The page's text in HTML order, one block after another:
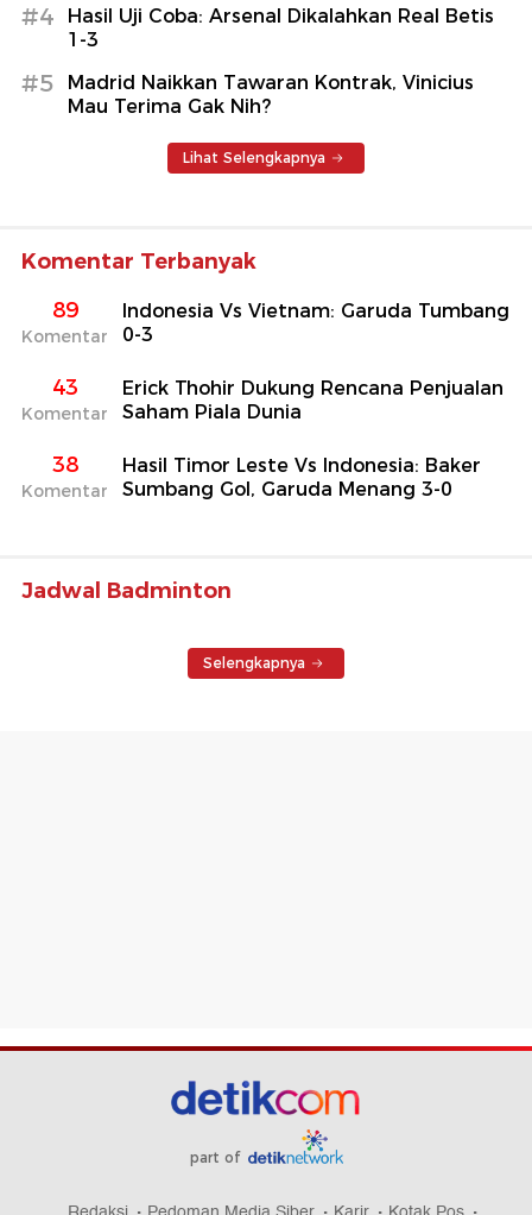
#4
Hasil Uji Coba: Arsenal Dikalahkan Real Betis
1-3
#5
Madrid Naikkan Tawaran Kontrak, Vinicius
Mau Terima Gak Nih?
Lihat Selengkapnya
Komentar Terbanyak
89
Komentar
Indonesia Vs Vietnam: Garuda Tumbang
0-3
43
Komentar
Erick Thohir Dukung Rencana Penjualan
Saham Piala Dunia
38
Komentar
Hasil Timor Leste Vs Indonesia: Baker
Sumbang Gol, Garuda Menang 3-0
Jadwal Badminton
Selengkapnya
part of